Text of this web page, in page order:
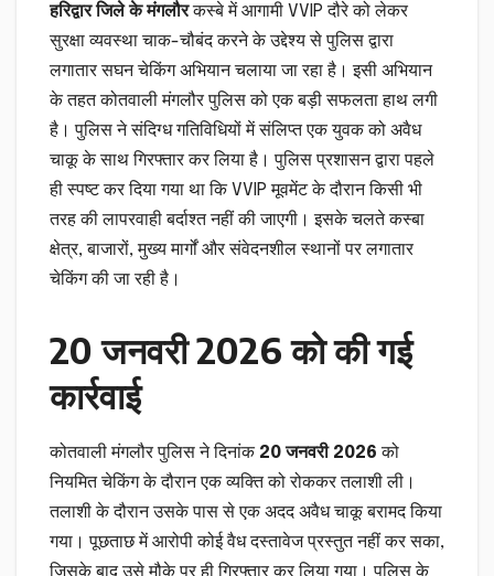
हरिद्वार जिले के मंगलौरकस्बे में आगामी VVIP दौरे को लेकर
सुरक्षा व्यवस्था चाक-चौबंद करने के उद्देश्य से पुलिस द्वारा
लगातार सघन चेकिंग अभियान चलाया जा रहा है। इसी अभियान
के तहत कोतवाली मंगलौर पुलिस को एक बड़ी सफलता हाथ लगी
है। पुलिस ने संदिग्ध गतिविधियों में संलिप्त एक युवक को अवैध
चाकू के साथ गिरफ्तार कर लिया है। पुलिस प्रशासन द्वारा पहले
ही स्पष्ट कर दिया गया था कि VVIP मूवमेंट के दौरान किसी भी
तरह की लापरवाही बर्दाश्त नहीं की जाएगी। इसके चलते कस्बा
क्षेत्र, बाजारों, मुख्य मार्गों और संवेदनशील स्थानों पर लगातार
चेकिंग की जा रही है।
20 जनवरी 2026 को की गई
कार्रवाई
कोतवाली मंगलौर पुलिस ने दिनांक 20 जनवरी 2026 को
नियमित चेकिंग के दौरान एक व्यक्ति को रोककर तलाशी ली।
तलाशी के दौरान उसके पास से एक अदद अवैध चाकू बरामद किया
गया। पूछताछ में आरोपी कोई वैध दस्तावेज प्रस्तुत नहीं कर सका,
जिसके बाद उसे मौके पर ही गिरफ्तार कर लिया गया। पुलिस के